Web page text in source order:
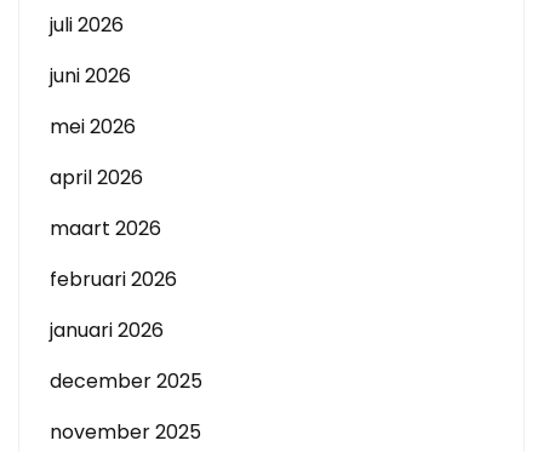
juli 2026
juni 2026
mei 2026
april 2026
maart 2026
februari 2026
januari 2026
december 2025
november 2025